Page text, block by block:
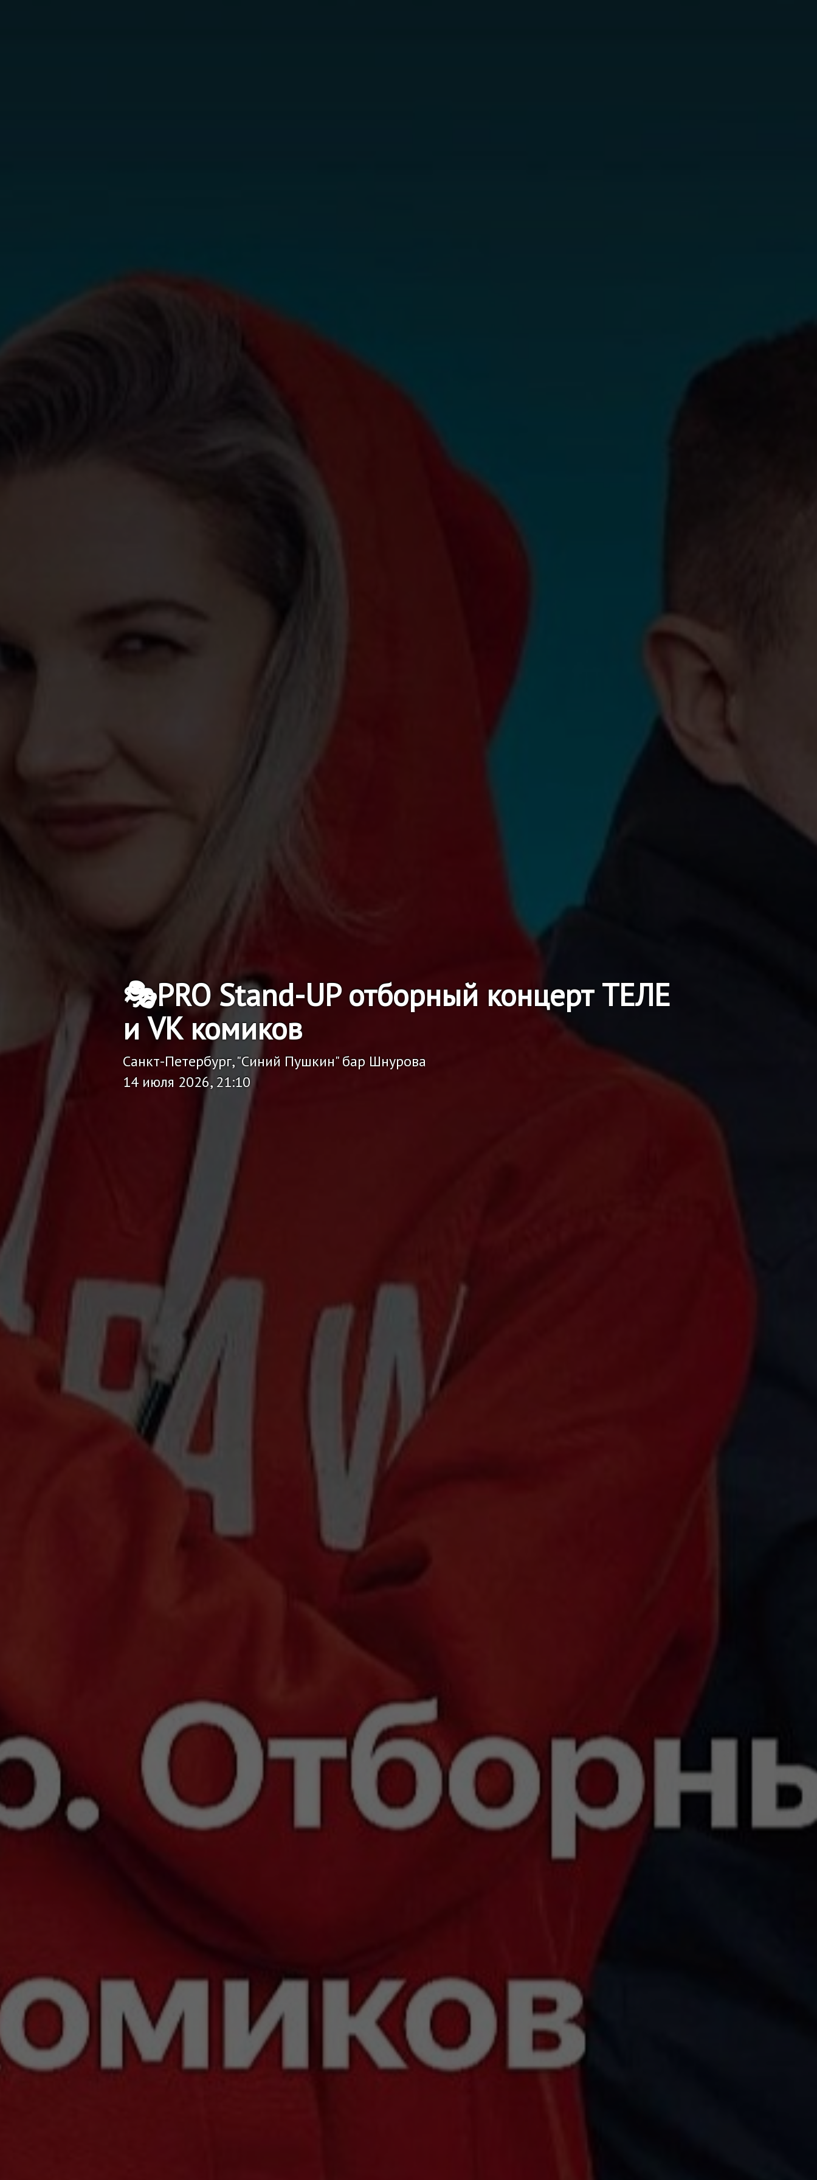
🎭PRO Stand-UP отборный концерт ТЕЛЕ
и VK комиков
Санкт-Петербург, "Синий Пушкин" бар Шнурова
14 июля 2026, 21:10